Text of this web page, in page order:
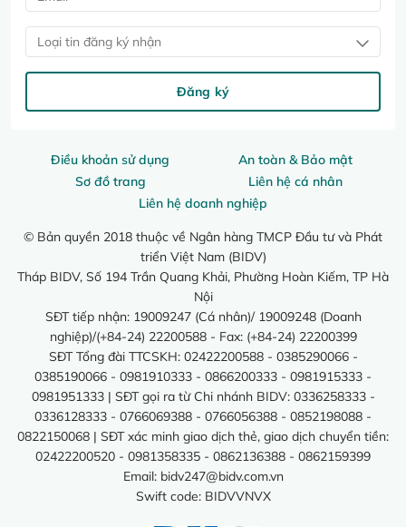
Điều khoản sử dụng
An toàn & Bảo mật
Sơ đồ trang
Liên hệ cá nhân
Liên hệ doanh nghiệp
© Bản quyền 2018 thuộc về Ngân hàng TMCP Đầu tư và Phát
triển Việt Nam (BIDV)
Tháp BIDV, Số 194 Trần Quang Khải, Phường Hoàn Kiếm, TP Hà
Nội
SĐT tiếp nhận: 19009247 (Cá nhân)/ 19009248 (Doanh
nghiệp)/(+84-24) 22200588 - Fax: (+84-24) 22200399
SĐT Tổng đài TTCSKH: 02422200588 - 0385290066 -
0385190066 - 0981910333 - 0866200333 - 0981915333 -
0981951333 | SĐT gọi ra từ Chi nhánh BIDV: 0336258333 -
0336128333 - 0766069388 - 0766056388 - 0852198088 -
0822150068 | SĐT xác minh giao dịch thẻ, giao dịch chuyển tiền:
02422200520 - 0981358335 - 0862136388 - 0862159399
Email: bidv247@bidv.com.vn
Swift code: BIDVVNVX
Loại tin đăng ký nhận
Đăng ký